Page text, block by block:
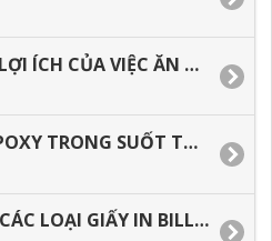
HẠT ĐIỀU, LỢI ÍCH CỦA VIỆC ĂN HẠT ĐIỀU ĐỐI VỚI SỨC KHỎE
BÁN KEO EPOXY TRONG SUỐT TẠI TP.HCM, GIAO HÀNG TOÀN QUỐC.
SHOP BÁN CÁC LOẠI GIẤY IN BILL, GIẤY IN NHIỆT GIÁ RẺ.